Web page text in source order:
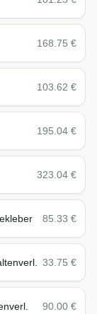
168.75 €
103.62 €
195.04 €
323.04 €
85.33 €
33.75 €
90.00 €